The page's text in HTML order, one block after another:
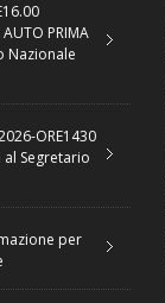
AUTO PRIMA
Nazionale
ORE1430
al Segretario
per